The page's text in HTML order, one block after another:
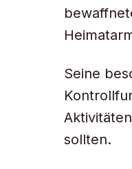
Seine
sollten.